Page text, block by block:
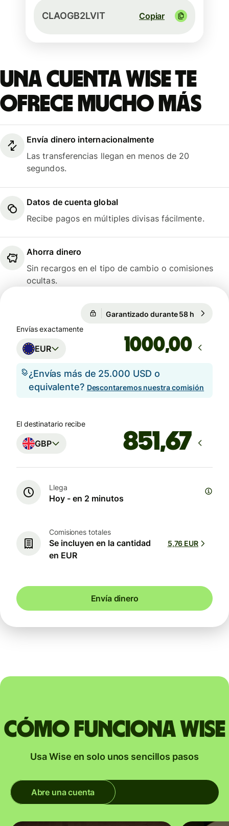
CLAOGB2LVIT Copiar
Una cuenta Wise te
ofrece mucho más
Envía dinero internacionalmente
Las transferencias llegan en menos de 20
segundos.
Datos de cuenta global
Recibe pagos en múltiples divisas fácilmente.
Ahorra dinero
Sin recargos en el tipo de cambio o comisiones
ocultas.
Garantizado durante 58 h
Envías exactamente
EUR ,00
¿Envías más de 25.000 USD o
equivalente? Descontaremos nuestra comisión
El destinatario recibe
GBP
Llega
Hoy - en 2 minutos
Comisiones totales
Se incluyen en la cantidad
en EUR
5,76 EUR
Envía dinero
Cómo funciona Wise
Usa Wise en solo unos sencillos pasos
Abre una cuenta